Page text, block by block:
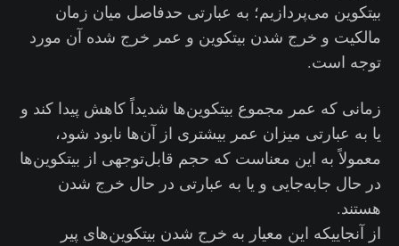
بیتکوین می‌پردازیم؛ به عبارتی حدفاصل میان زمان
مالکیت و خرج شدن بیتکوین و عمر خرج شده آن مورد
توجه است.
زمانی که عمر مجموع بیتکوین‌ها شدیداً کاهش پیدا کند و
یا به عبارتی میزان عمر بیشتری از آن‌ها نابود شود،
معمولاً به این معناست که حجم قابل‌توجهی از بیتکوین‌ها
در حال جابه‌جایی و یا به عبارتی در حال خرج شدن
هستند.
از آنجاییکه این معیار به خرج شدن بیتکوین‌های پیر